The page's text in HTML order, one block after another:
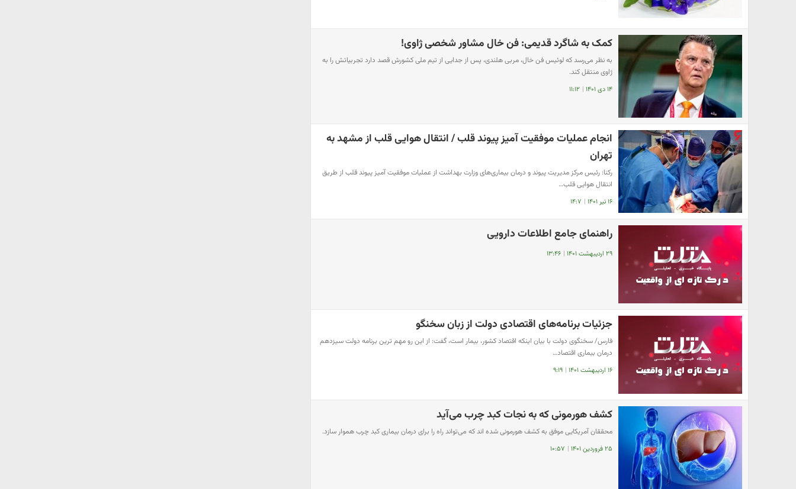
کمک به شاگرد قدیمی: فن خال مشاور شخصی ژاوی!
به نظر می‌رسد که لوئیس فن خال، مربی هلندی، پس از جدایی از تیم ملی کشورش قصد دارد تجربیاتش را به
ژاوی منتقل کند.
۱۴ دی ۱۴۰۱ | ۱۱:۱۲
انجام عملیات موفقیت آمیز پیوند قلب / انتقال هوایی قلب از مشهد به
تهران
رکنا: رئیس مرکز مدیریت پیوند و درمان بیماری‌های وزارت بهداشت از عملیات موفقیت آمیز پیوند قلب از طریق
انتقال هوایی قلب…
۱۶ تیر ۱۴۰۱ | ۱۴:۷
راهنمای جامع اطلاعات دارویی
۲۹ اردیبهشت ۱۴۰۱ | ۱۳:۴۶
جزئیات برنامه‌های اقتصادی دولت از زبان سخنگو
فارس/ سخنگوی دولت با بیان اینکه اقتصاد کشور، بیمار است، گفت: از این رو مهم ترین برنامه دولت سیزدهم
درمان بیماری اقتصاد…
۱۶ اردیبهشت ۱۴۰۱ | ۹:۱۹
کشف هورمونی که به نجات کبد چرب می‌آید
محققان آمریکایی موفق به کشف هورمونی شده اند که می‌تواند راه را برای درمان بیماری کبد چرب هموار سازد.
۲۵ فروردین ۱۴۰۱ | ۱۰:۵۷